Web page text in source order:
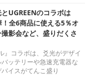
UGREENのコラボは
！全6商品に使える5％オ
影会など、盛りだくさ
』コラボは、爻光がデザイ
ッテリーや急速充電器な
イスがてんこ盛り